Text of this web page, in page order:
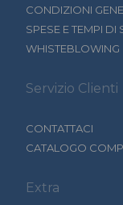
CONDIZIONI
SPESE E TEMPI DI
WHISTEBLOWING
Servizio Clienti
CONTATTACI
CATALOGO
Extra